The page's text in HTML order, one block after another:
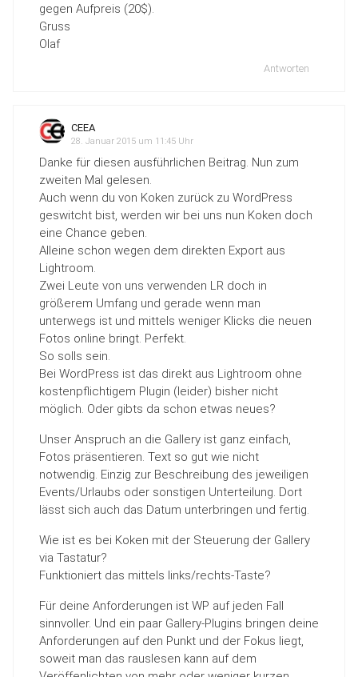
gegen Aufpreis (20$).
Gruss
Olaf
Antworten
CEEA
28. Januar 2015 um 11:45 Uhr
Danke für diesen ausführlichen Beitrag. Nun zum
zweiten Mal gelesen.
Auch wenn du von Koken zurück zu WordPress
geswitcht bist, werden wir bei uns nun Koken doch
eine Chance geben.
Alleine schon wegen dem direkten Export aus
Lightroom.
Zwei Leute von uns verwenden LR doch in
größerem Umfang und gerade wenn man
unterwegs ist und mittels weniger Klicks die neuen
Fotos online bringt. Perfekt.
So solls sein.
Bei WordPress ist das direkt aus Lightroom ohne
kostenpflichtigem Plugin (leider) bisher nicht
möglich. Oder gibts da schon etwas neues?
Unser Anspruch an die Gallery ist ganz einfach,
Fotos präsentieren. Text so gut wie nicht
notwendig. Einzig zur Beschreibung des jeweiligen
Events/Urlaubs oder sonstigen Unterteilung. Dort
lässt sich auch das Datum unterbringen und fertig.
Wie ist es bei Koken mit der Steuerung der Gallery
via Tastatur?
Funktioniert das mittels links/rechts-Taste?
Für deine Anforderungen ist WP auf jeden Fall
sinnvoller. Und ein paar Gallery-Plugins bringen deine
Anforderungen auf den Punkt und der Fokus liegt,
soweit man das rauslesen kann auf dem